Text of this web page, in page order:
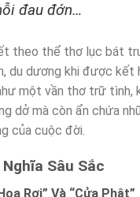
đau đớn…
theo thể thơ lục bát
du dương khi được kết
một vần thơ trữ tình,
dở mà còn ẩn chứa
của cuộc đời.
Sâu Sắc
Rơi” Và “Cửa Phật”